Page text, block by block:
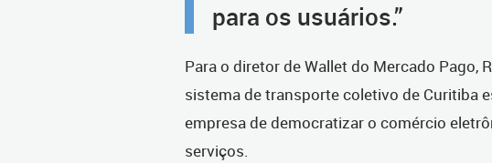
para os usuários.”
Para o diretor de Wallet do Mercado Pago,
sistema de transporte coletivo de Curitiba
empresa de democratizar o comércio
serviços.